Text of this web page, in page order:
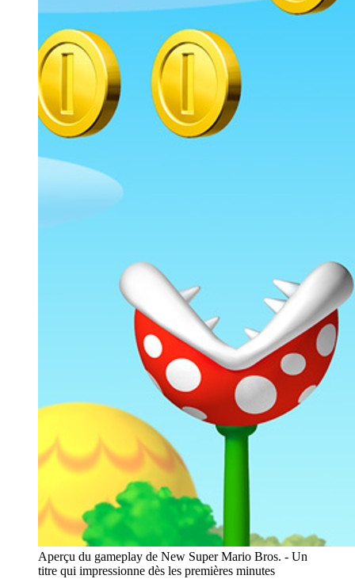
Aperçu du gameplay de New Super Mario Bros. - Un
titre qui impressionne dès les premières minutes